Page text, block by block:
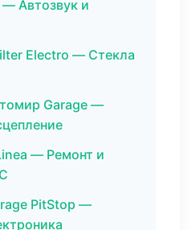
— Автозвук и
Electro — Стекла
Garage —
— Ремонт и
PitStop —